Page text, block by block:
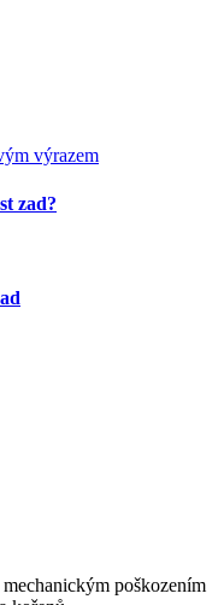
zad?
poškozením